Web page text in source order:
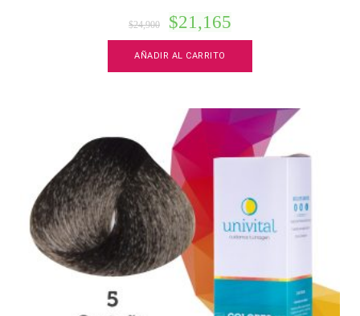
$24,900 $21,165
AÑADIR AL CARRITO